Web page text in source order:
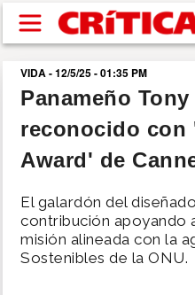
Pasar al contenido principal
buscar
SUCESOS
POLÍTICA
VIDA - 12/5/25 - 01:35 PM
Panameño Tony
reconocido con
Award' de
El galardón del
contribución apoyando
misión alineada con la
Sostenibles de la ONU.